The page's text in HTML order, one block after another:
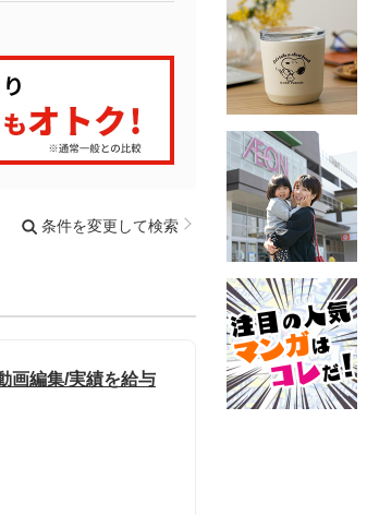
条件を変更して検索
画編集/実績を給与